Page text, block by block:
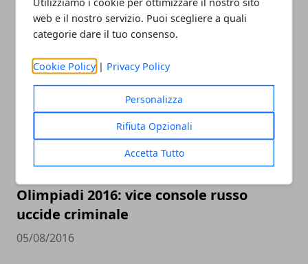
web e il nostro servizio. Puoi scegliere a quali
categorie dare il tuo consenso.
Cookie Policy | Privacy Policy
Personalizza
Rifiuta Opzionali
Accetta Tutto
consigli per farlo in sicurezza
Olimpiadi 2016: vice console russo
uccide criminale
05/08/2016